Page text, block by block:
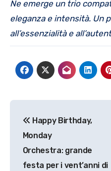
Ne emerge un trio
eleganza e intensità. Un
all’essenzialità e
articoli
Happy Birthday,
Monday
Orchestra: grande
festa per i vent’anni di